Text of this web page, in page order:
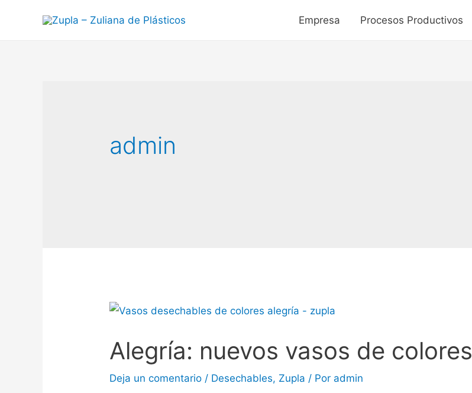
Empresa Procesos Productivos
admin
Alegría: nuevos vasos de colores
Deja un comentario / Desechables, Zupla / Por admin